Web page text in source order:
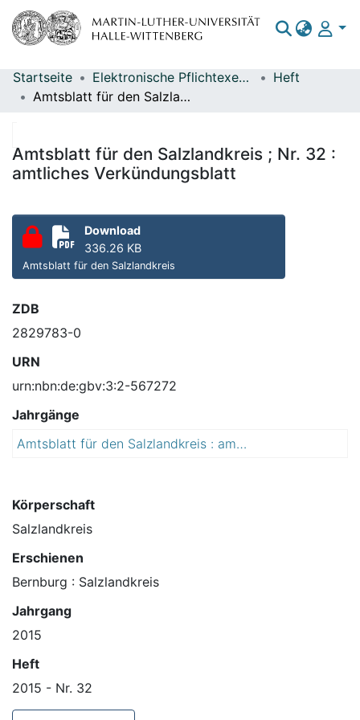
Bereiche & Sammlungen
Statistiken
Startseite Elektronische Pflichtexemplare
Heft
Amtsblatt für den Salzlandkreis ; Nr. 32 : amtliches Verkündungsblatt
Amtsblatt für den Salzlandkreis ; Nr. 32 :
amtliches Verkündungsblatt
Download
336.26 KB
Amtsblatt für den Salzlandkreis
ZDB
2829783-0
URN
urn:nbn:de:gbv:3:2-567272
Jahrgänge
Amtsblatt für den Salzlandkreis : amtliches Verkündungsblatt
Körperschaft
Salzlandkreis
Erschienen
Bernburg : Salzlandkreis
Jahrgang
2015
Heft
2015 - Nr. 32